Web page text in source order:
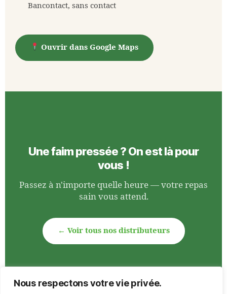
Nous respectons votre vie privée.
Bancontact, sans contact
Ouvrir dans Google Maps
Une faim pressée ? On est là pour
vous !
Passez à n'importe quelle heure — votre repas
sain vous attend.
← Voir tous nos distributeurs